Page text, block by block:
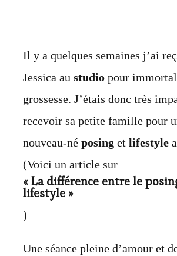
Il y a quelques semaines j’ai
Jessica au studio pour
grossesse. J’étais donc très
recevoir sa petite famille pour
nouveau-né posing et lifestyle
(Voici un article sur
« La différence entre le
lifestyle »
)
Une séance pleine d’amour et